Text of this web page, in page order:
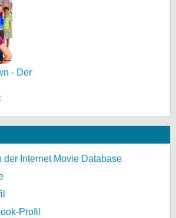
- Der
der Internet Movie Database
Profil